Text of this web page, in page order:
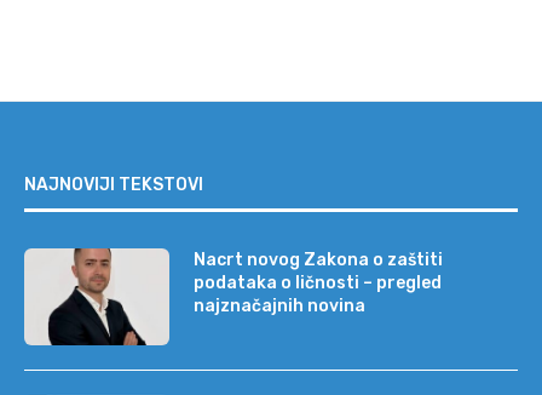
NAJNOVIJI TEKSTOVI
Nacrt novog Zakona o zaštiti
podataka o ličnosti – pregled
najznačajnih novina